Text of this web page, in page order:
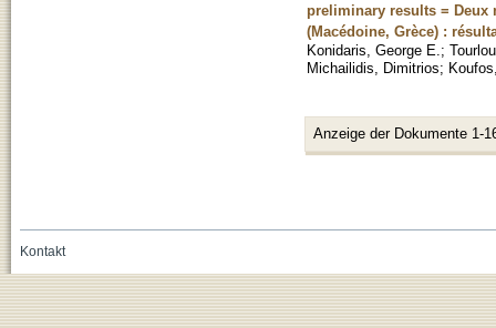
preliminary results = Deux
(Macédoine, Grèce) :
Konidaris, George E. ;
Michailidis, Dimitrios;
Anzeige der Dokumente 1-
Kontakt